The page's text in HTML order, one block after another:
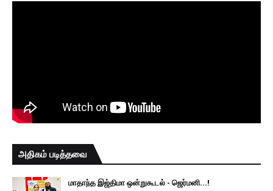
அதிகம் படித்தவை
மாதாந்த இஜ்திமா ஒன்றுகூடல் - ஜெர்மனி…!